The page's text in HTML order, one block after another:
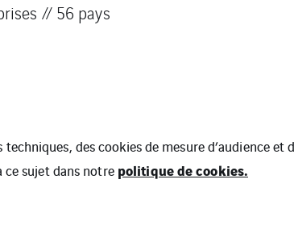
// 56 pays
des cookies de mesure d’audience et
ce sujet dans notre politique de cookies.